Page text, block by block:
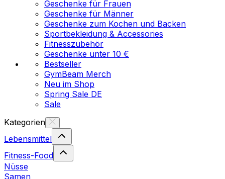
Geschenke für Frauen
Geschenke für Männer
Geschenke zum Kochen und Backen
Sportbekleidung & Accessories
Fitnesszubehör
Geschenke unter 10 €
Bestseller
GymBeam Merch
Neu im Shop
Spring Sale DE
Sale
Kategorien
Lebensmittel
Fitness-Food
Nüsse
Samen